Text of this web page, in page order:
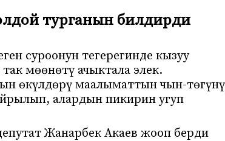
турганын билдирди
суроонун тегерегинде кызуу
мөөнөтү ачыктала элек.
өкүлдөрү маалыматтын чын-
алардын пикирин угуп
Жанарбек Акаев жооп берди